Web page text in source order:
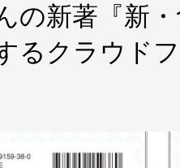
の新著『新
るクラウド